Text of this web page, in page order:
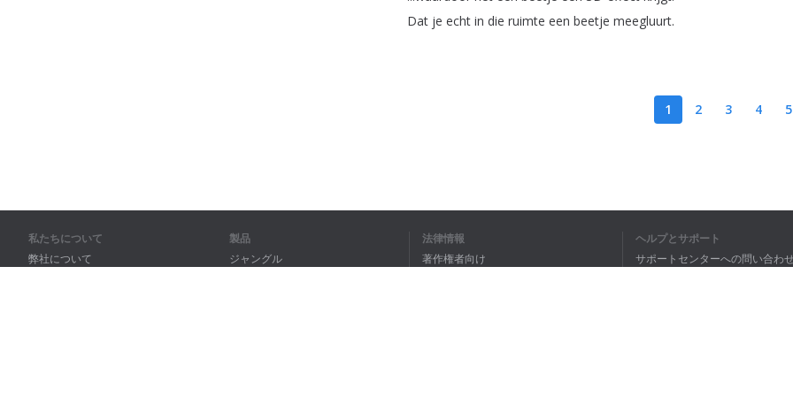
Dat je echt in die ruimte een beetje meegluurt.
1 2 3 4 5
私たちについて
弊社について
製品
ジャングル
法律情報
著作権者向け
ヘルプとサポート
サポートセンターへの問い合わ